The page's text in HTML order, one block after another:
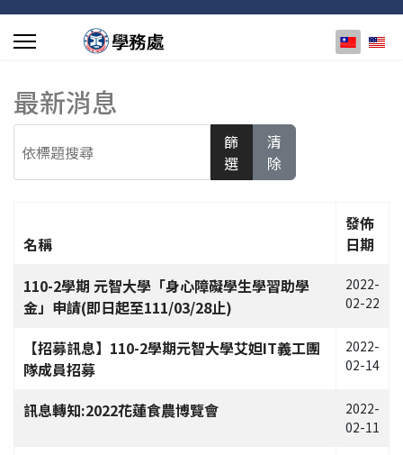
選擇你的
最新消息
篩
選
清
除
文章列表
名稱
發佈
日期
110-2學期 元智大學「身心障礙學生學習助學
金」申請(即日起至111/03/28止)
2022-
02-22
【招募訊息】110-2學期元智大學艾妲IT義工團
隊成員招募
2022-
02-14
訊息轉知:2022花蓮食農博覽會
2022-
02-11